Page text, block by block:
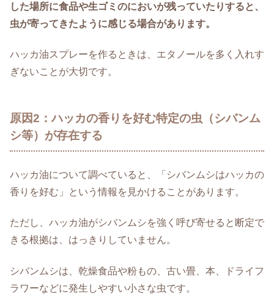
した場所に食品や生ゴミのにおいが残っていたりすると、
虫が寄ってきたように感じる場合があります。
ハッカ油スプレーを作るときは、エタノールを多く入れす
ぎないことが大切です。
原因2：ハッカの香りを好む特定の虫（シバンム
シ等）が存在する
ハッカ油について調べていると、「シバンムシはハッカの
香りを好む」という情報を見かけることがあります。
ただし、ハッカ油がシバンムシを強く呼び寄せると断定で
きる根拠は、はっきりしていません。
シバンムシは、乾燥食品や粉もの、古い畳、本、ドライフ
ラワーなどに発生しやすい小さな虫です。